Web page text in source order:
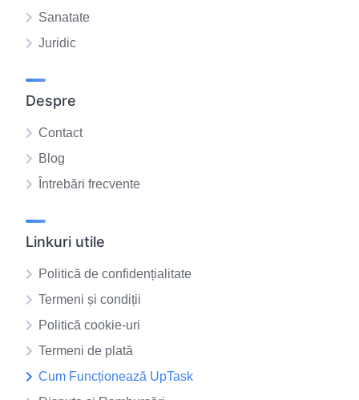
Sanatate
Juridic
Despre
Contact
Blog
Întrebări frecvente
Linkuri utile
Politică de confidențialitate
Termeni și condiții
Politică cookie-uri
Termeni de plată
Cum Funcționează UpTask